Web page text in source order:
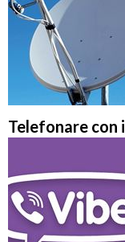
Telefonare con